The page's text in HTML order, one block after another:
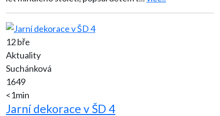
12 bře
Aktuality
Suchánková
1649
<1min
Jarní dekorace v ŠD 4